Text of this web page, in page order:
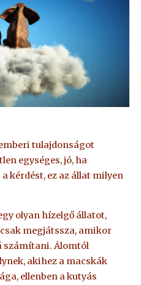
tulajdonságot
egységes, jó, ha
kérdést, ez az állat milyen
olyan hízelgő állatot,
megjátssza, amikor
számítani. Álomtól
akihez a macskák
ellenben a kutyás